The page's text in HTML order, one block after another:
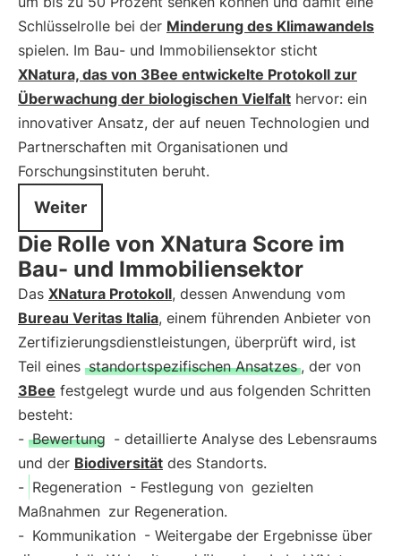
Schlüsselrolle bei der Minderung des Klimawandels
spielen. Im Bau- und Immobiliensektor sticht
XNatura, das von 3Bee entwickelte Protokoll zur
Überwachung der biologischen Vielfalt hervor: ein
innovativer Ansatz, der auf neuen Technologien und
Partnerschaften mit Organisationen und
Forschungsinstituten beruht.
Weiter
Die Rolle von XNatura Score im
Bau- und Immobiliensektor
Das XNatura Protokoll, dessen Anwendung vom
Bureau Veritas Italia, einem führenden Anbieter von
Zertifizierungsdienstleistungen, überprüft wird, ist
Teil eines standortspezifischen Ansatzes , der von
3Bee festgelegt wurde und aus folgenden Schritten
besteht:
- Bewertung - detaillierte Analyse des Lebensraums
und der Biodiversität des Standorts.
- Regeneration - Festlegung von gezielten
Maßnahmen zur Regeneration.
- Kommunikation - Weitergabe der Ergebnisse über